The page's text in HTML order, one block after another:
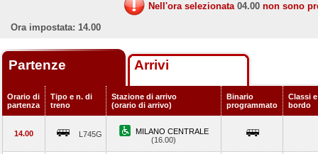
Nell'ora selezionata 04.00 non sono
Ora impostata: 14.00
Partenze Arrivi
Orario di
partenza
Tipo e n. di
treno
Stazione di arrivo
(orario di arrivo)
Binario
programmato
Classi
bordo
14.00 L745G
MILANO CENTRALE
(16.00)